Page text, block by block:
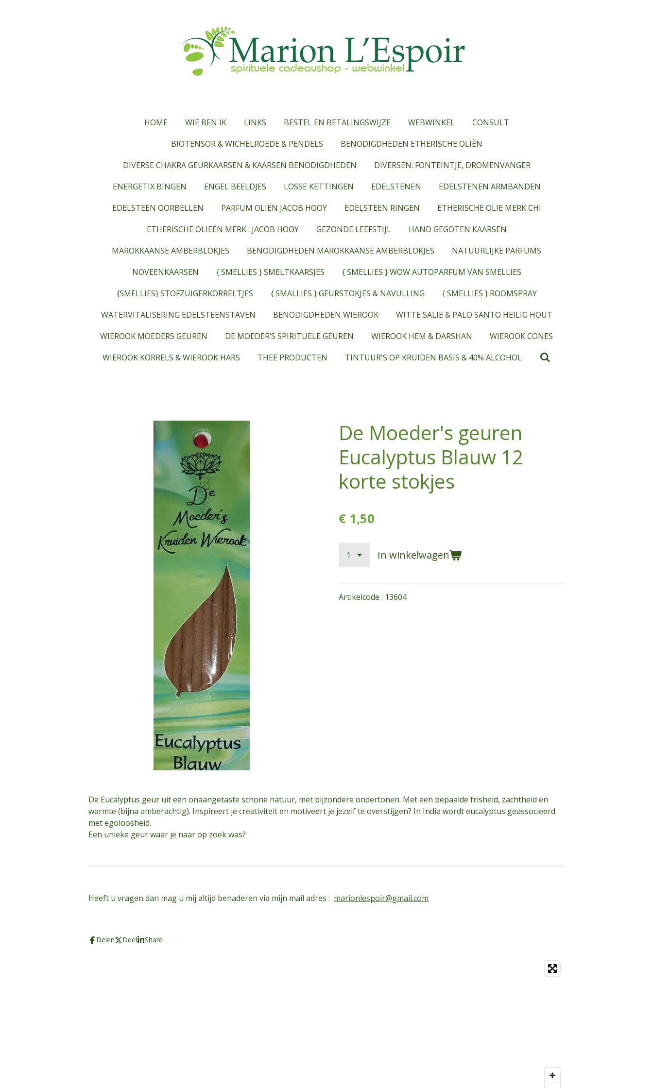
HOME WIE BEN IK LINKS BESTEL EN BETALINGSWIJZE WEBWINKEL
CONSULT
BIOTENSOR & WICHELROEDE & PENDELS
BENODIGDHEDEN ETHERISCHE OLIËN
DIVERSE CHAKRA GEURKAARSEN & KAARSEN BENODIGDHEDEN
DIVERSEN: FONTEINTJE, DROMENVANGER
ENERGETIX BINGEN
ENGEL BEELDJES LOSSE KETTINGEN EDELSTENEN
EDELSTENEN ARMBANDEN
EDELSTEEN OORBELLEN
PARFUM OLIËN JACOB HOOY EDELSTEEN RINGEN
ETHERISCHE OLIE MERK CHI
ETHERISCHE OLIEËN MERK : JACOB HOOY
GEZONDE LEEFSTIJL
HAND GEGOTEN KAARSEN
MAROKKAANSE AMBERBLOKJES
BENODIGDHEDEN MAROKKAANSE AMBERBLOKJES
NATUURLIJKE PARFUMS
NOVEENKAARSEN
{ SMELLIES } SMELTKAARSJES
{ SMELLIES } WOW AUTOPARFUM VAN SMELLIES
{SMELLIES} STOFZUIGERKORRELTJES
{ SMALLIES } GEURSTOKJES & NAVULLING
{ SMELLIES } ROOMSPRAY
WATERVITALISERING EDELSTEENSTAVEN
BENODIGDHEDEN WIEROOK
WITTE SALIE & PALO SANTO HEILIG HOUT
WIEROOK MOEDERS GEUREN
DE MOEDER’S SPIRITUELE GEUREN WIEROOK HEM & DARSHAN
WIEROOK CONES
WIEROOK KORRELS & WIEROOK HARS
THEE PRODUCTEN TINTUUR'S OP KRUIDEN BASIS & 40% ALCOHOL
De Moeder's geuren
Eucalyptus Blauw 12
korte stokjes
€ 1,50
In winkelwagen
Artikelcode : 13604
De Eucalyptus geur uit een onaangetaste schone natuur, met bijzondere ondertonen. Met een bepaalde frisheid, zachtheid en
warmte (bijna amberachtig). Inspireert je creativiteit en motiveert je jezelf te overstijgen? In India wordt eucalyptus geassocieerd
met egoloosheid.
Een unieke geur waar je naar op zoek was?
Heeft u vragen dan mag u mij altijd benaderen via mijn mail adres : marionlespoir@gmail.com
Delen Deel Share